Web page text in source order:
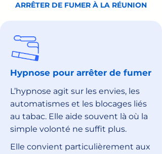
ARRÊTER DE FUMER À LA RÉUNION
Hypnose pour arrêter de fumer
L’hypnose agit sur les envies, les
automatismes et les blocages liés
au tabac. Elle aide souvent là où la
simple volonté ne suffit plus.
Elle convient particulièrement aux